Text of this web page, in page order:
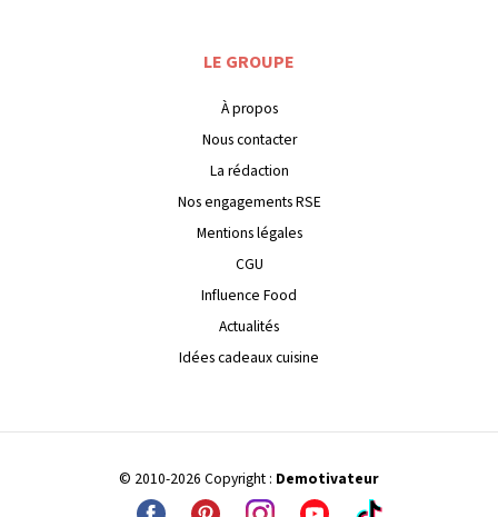
LE GROUPE
À propos
Nous contacter
La rédaction
Nos engagements RSE
Mentions légales
CGU
Influence Food
Actualités
Idées cadeaux cuisine
© 2010-2026 Copyright : Demotivateur